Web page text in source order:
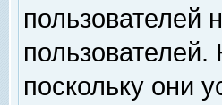
пользователей
поскольку они